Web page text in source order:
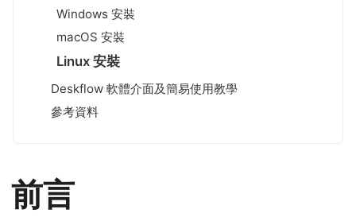
Windows 安裝
macOS 安裝
Linux 安裝
Deskflow 軟體介面及簡易使用教學
參考資料
前言